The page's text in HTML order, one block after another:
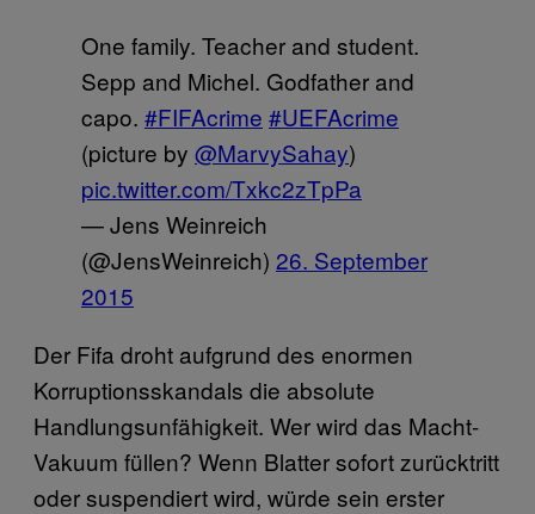
One family. Teacher and student.
Sepp and Michel. Godfather and
capo. #FIFAcrime #UEFAcrime
(picture by @MarvySahay)
pic.twitter.com/Txkc2zTpPa
— Jens Weinreich
(@JensWeinreich) 26. September
2015
Der Fifa droht aufgrund des enormen
Korruptionsskandals die absolute
Handlungsunfähigkeit. Wer wird das Macht-
Vakuum füllen? Wenn Blatter sofort zurücktritt
oder suspendiert wird, würde sein erster